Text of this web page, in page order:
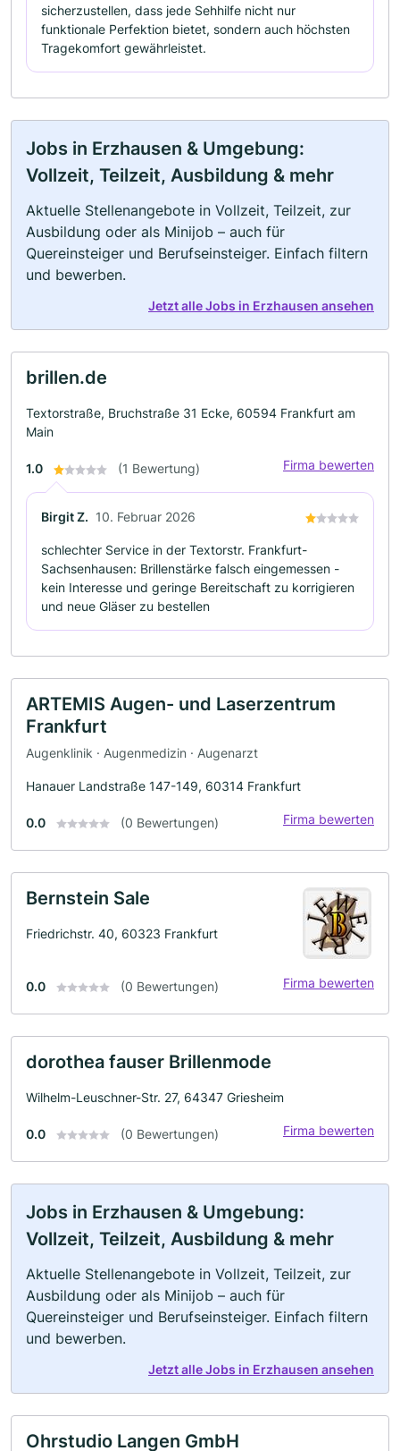
sicherzustellen, dass jede Sehhilfe nicht nur
funktionale Perfektion bietet, sondern auch höchsten
Tragekomfort gewährleistet.
Jobs in Erzhausen & Umgebung:
Vollzeit, Teilzeit, Ausbildung & mehr
Aktuelle Stellenangebote in Vollzeit, Teilzeit, zur
Ausbildung oder als Minijob – auch für
Quereinsteiger und Berufseinsteiger. Einfach filtern
und bewerben.
Jetzt alle Jobs in Erzhausen ansehen
brillen.de
Textorstraße, Bruchstraße 31 Ecke, 60594 Frankfurt am
Main
1.0 (1 Bewertung) Firma bewerten
Birgit Z. 10. Februar 2026
schlechter Service in der Textorstr. Frankfurt-
Sachsenhausen: Brillenstärke falsch eingemessen -
kein Interesse und geringe Bereitschaft zu korrigieren
und neue Gläser zu bestellen
ARTEMIS Augen- und Laserzentrum
Frankfurt
Augenklinik · Augenmedizin · Augenarzt
Hanauer Landstraße 147-149, 60314 Frankfurt
0.0 (0 Bewertungen) Firma bewerten
Bernstein Sale
Friedrichstr. 40, 60323 Frankfurt
0.0 (0 Bewertungen) Firma bewerten
dorothea fauser Brillenmode
Wilhelm-Leuschner-Str. 27, 64347 Griesheim
0.0 (0 Bewertungen) Firma bewerten
Jobs in Erzhausen & Umgebung:
Vollzeit, Teilzeit, Ausbildung & mehr
Aktuelle Stellenangebote in Vollzeit, Teilzeit, zur
Ausbildung oder als Minijob – auch für
Quereinsteiger und Berufseinsteiger. Einfach filtern
und bewerben.
Jetzt alle Jobs in Erzhausen ansehen
Ohrstudio Langen GmbH